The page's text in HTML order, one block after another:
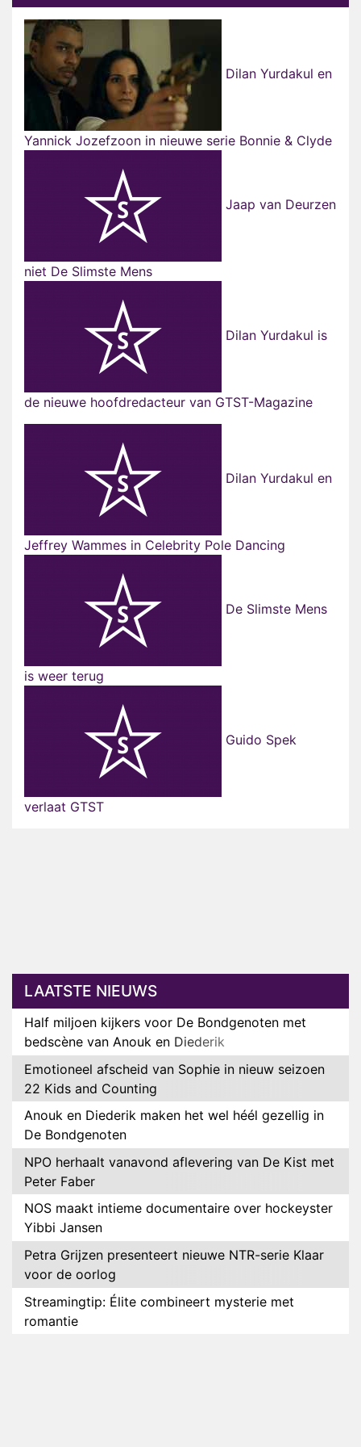
Dilan Yurdakul en
Yannick Jozefzoon in nieuwe serie Bonnie & Clyde
Jaap van Deurzen
niet De Slimste Mens
Dilan Yurdakul is
de nieuwe hoofdredacteur van GTST-Magazine
Dilan Yurdakul en
Jeffrey Wammes in Celebrity Pole Dancing
De Slimste Mens
is weer terug
Guido Spek
verlaat GTST
LAATSTE NIEUWS
Half miljoen kijkers voor De Bondgenoten met
bedscène van Anouk en Diederik
Emotioneel afscheid van Sophie in nieuw seizoen
22 Kids and Counting
Anouk en Diederik maken het wel héél gezellig in
De Bondgenoten
NPO herhaalt vanavond aflevering van De Kist met
Peter Faber
NOS maakt intieme documentaire over hockeyster
Yibbi Jansen
Petra Grijzen presenteert nieuwe NTR-serie Klaar
voor de oorlog
Streamingtip: Élite combineert mysterie met
romantie